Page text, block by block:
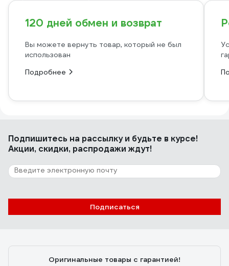
120 дней обмен и возврат
Вы можете вернуть товар, который не был
использован
Подробнее
Подпишитесь на рассылкуи будьте в курсе!
Акции, скидки, распродажи ждут!
Подписаться
Оригинальные товары с гарантией!